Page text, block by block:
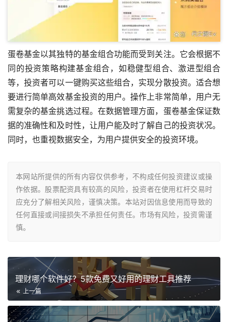
蛋卷基金以其独特的基金组合功能而受到关注。它会根据不
同的投资策略构建基金组合，如稳健型组合、激进型组合
等，投资者可以一键购买这些组合，实现分散投资。适合想
要进行简单高效基金投资的用户。操作上非常简单，用户无
需复杂的基金挑选过程。在数据管理方面，蛋卷基金保证数
据的准确性和及时性，让用户能及时了解自己的投资状况。
同时，也重视数据安全，为用户提供安全的投资环境。
本网站所提供的所有内容仅供参考，不构成任何投资建议或操
作依据。股票配资具有较高的风险，投资者在使用杠杆交易时
应充分了解相关风险，谨慎决策。本站对因信息使用而导致的
任何直接或间接损失不承担任何责任。市场有风险，投资需谨
慎。
理财哪个软件好？5款免费又好用的理财工具推荐
上一篇